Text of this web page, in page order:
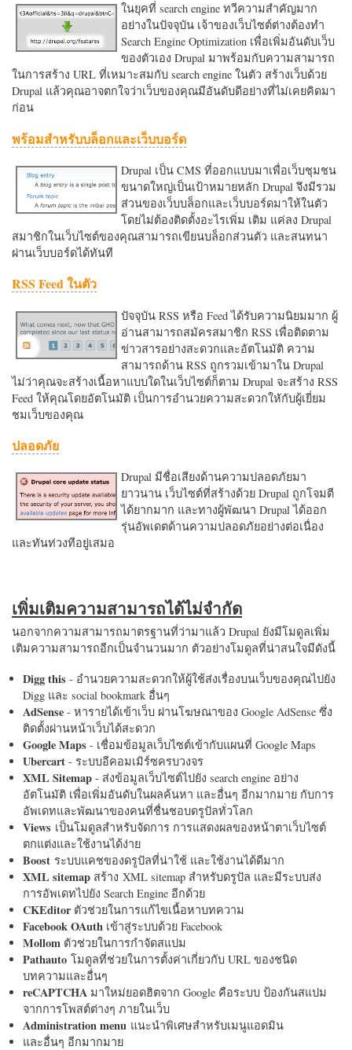
ในยุคที่ search engine ทวีความสำคัญมาก
อย่างในปัจจุบัน เจ้าของเว็บไซต์ต่างต้องทำ
Search Engine Optimization เพื่อเพิ่มอันดับเว็บ
ของตัวเอง Drupal มาพร้อมกับความสามารถ
ในการสร้าง URL ที่เหมาะสมกับ search engine ในตัว สร้างเว็บด้วย
Drupal แล้วคุณอาจตกใจว่าเว็บของคุณมีอันดับดีอย่างที่ไม่เคยคิดมา
ก่อน
พร้อมสำหรับบล็อกและเว็บบอร์ด
Drupal เป็น CMS ที่ออกแบบมาเพื่อเว็บชุมชน
ขนาดใหญ่เป็นเป้าหมายหลัก Drupal จึงมีรวม
ส่วนของเว็บบล็อกและเว็บบอร์ดมาให้ในตัว
โดยไม่ต้องติดตั้งอะไรเพิ่ม เติม แค่ลง Drupal
สมาชิกในเว็บไซต์ของคุณสามารถเขียนบล็อกส่วนตัว และสนทนา
ผ่านเว็บบอร์ดได้ทันที
RSS Feed ในตัว
ปัจจุบัน RSS หรือ Feed ได้รับความนิยมมาก ผู้
อ่านสามารถสมัครสมาชิก RSS เพื่อติดตาม
ข่าวสารอย่างสะดวกและอัตโนมัติ ความ
สามารถด้าน RSS ถูกรวมเข้ามาใน Drupal
ไม่ว่าคุณจะสร้างเนื้อหาแบบใดในเว็บไซต์ก็ตาม Drupal จะสร้าง RSS
Feed ให้คุณโดยอัตโนมัติ เป็นการอำนวยความสะดวกใหักับผู้เยี่ยม
ชมเว็บของคุณ
ปลอดภัย
Drupal มีชื่อเสียงด้านความปลอดภัยมา
ยาวนาน เว็บไซต์ที่สร้างด้วย Drupal ถูกโจมตี
ได้ยากมาก และทางผู้พัฒนา Drupal ได้ออก
รุ่นอัพเดตด้านความปลอดภัยอย่างต่อเนื่อง
และทันท่วงทีอยู่เสมอ
เพิ่มเติมความสามารถได้ไม่จำกัด
นอกจากความสามารถมาตรฐานที่ว่ามาแล้ว Drupal ยังมีโมดูลเพิ่ม
เติมความสามารถอีกเป็นจำนวนมาก ตัวอย่างโมดูลที่น่าสนใจมีดังนี้
Digg this - อำนวยความสะดวกให้ผู้ใช้ส่งเรื่องบนเว็บของคุณไปยัง
Digg และ social bookmark อื่นๆ
AdSense - หารายได้เข้าเว็บ ผ่านโฆษณาของ Google AdSense ซึ่ง
ติดตั้งผ่านหน้าเว็บได้สะดวก
Google Maps - เชื่อมข้อมูลเว็บไซต์เข้ากับแผนที่ Google Maps
Ubercart - ระบบอีคอมเมิร์ซครบวงจร
XML Sitemap - ส่งข้อมูลเว็บไซต์ไปยัง search engine อย่าง
อัตโนมัติ เพื่อเพิ่มอันดับในผลค้นหา และอื่นๆ อีกมากมาย กับการ
อัพเดทและพัฒนาของคนที่ชื่นชอบดรูปัลทั่วโลก
Views เป็นโมดูลสำหรับจัดการ การแสดงผลของหน้าตาเว็บไซต์
ตกแต่งและใช้งานได้ง่าย
Boost ระบบแคชของดรูปัลที่น่าใช้ และใช้งานได้ดีมาก
XML sitemap สร้าง XML sitemap สำหรับดรูปัล และมีระบบส่ง
การอัพเดทไปยัง Search Engine อีกด้วย
CKEditorตัวช่วยในการแก้ไขเนื้อหาบทความ
Facebook OAuth เข้าสู่ระบบด้วย Facebook
Mollom ตัวช่วยในการกำจัดสแปม
Pathauto โมดูลที่ช่วยในการตั้งค่าเกี่ยวกับ URL ของชนิด
บทความและอื่นๆ
reCAPTCHA มาใหม่ยอดฮิตจาก Google คือระบบ ป้องกันสแปม
จากการโพสต์ต่างๆ ภายในเว็บ
Administration menu แนะนำพิเศษสำหรับเมนูแอดมิน
และอื่นๆ อีกมากมาย